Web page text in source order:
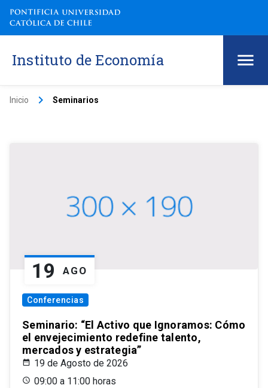
Instituto de Economía
Inicio keyboard_arrow_right Seminarios
19 AGO
Conferencias
Seminario: “El Activo que Ignoramos: Cómo
el envejecimiento redefine talento,
mercados y estrategia”
19 de Agosto de 2026
09:00 a 11:00 horas